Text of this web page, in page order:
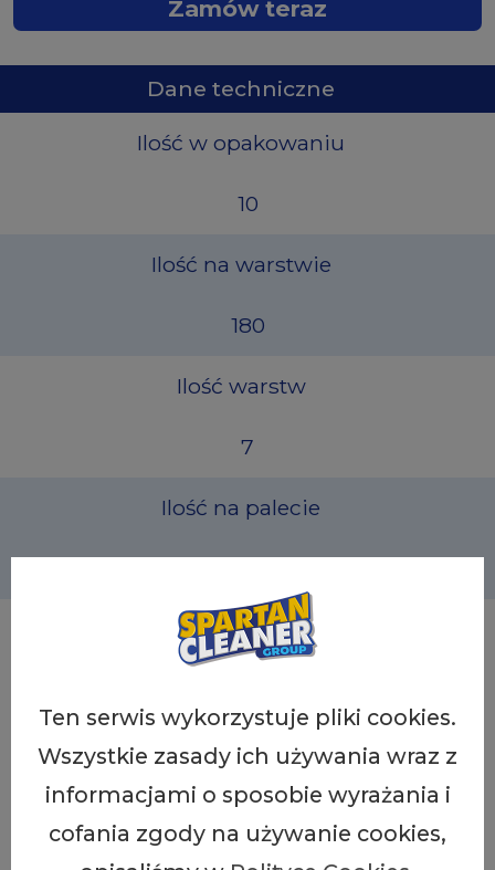
Zamów teraz
Dane techniczne
Ilość w opakowaniu
10
Ilość na warstwie
180
Ilość warstw
7
Ilość na palecie
Kod EAN
Inne środki czyszczące:
Ten serwis wykorzystuje pliki cookies.
Wszystkie zasady ich używania wraz z
informacjami o sposobie wyrażania i
cofania zgody na używanie cookies,